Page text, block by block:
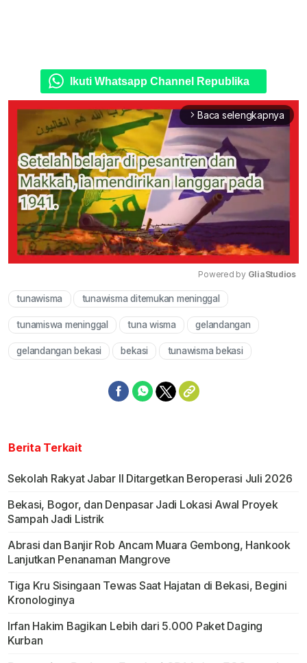
Ikuti Whatsapp Channel Republika
arrow_forward_ios Baca selengkapnya
Powered by GliaStudios
tunawisma tunawisma ditemukan meninggal
tunamiswa meninggal tuna wisma gelandangan
gelandangan bekasi bekasi tunawisma bekasi
Berita Terkait
Sekolah Rakyat Jabar II Ditargetkan Beroperasi Juli 2026
Bekasi, Bogor, dan Denpasar Jadi Lokasi Awal Proyek
Sampah Jadi Listrik
Abrasi dan Banjir Rob Ancam Muara Gembong, Hankook
Lanjutkan Penanaman Mangrove
Tiga Kru Sisingaan Tewas Saat Hajatan di Bekasi, Begini
Kronologinya
Irfan Hakim Bagikan Lebih dari 5.000 Paket Daging
Kurban